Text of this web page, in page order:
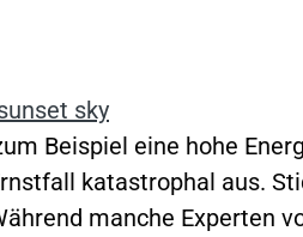
Beispiel eine hohe
katastrophal aus.
manche Experten